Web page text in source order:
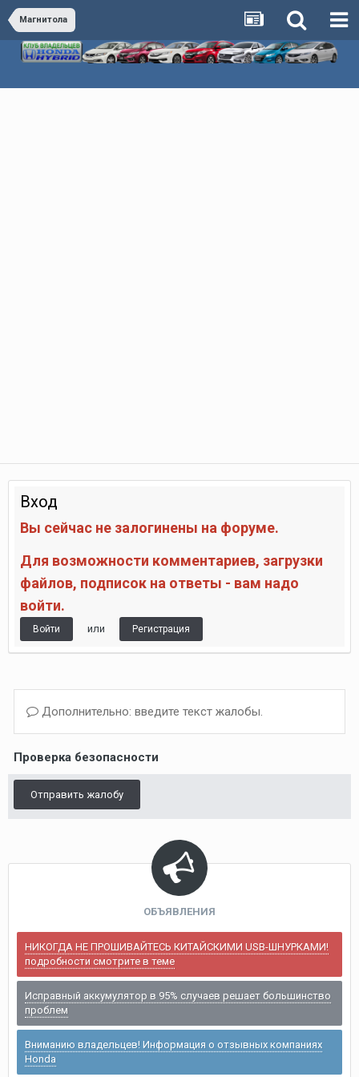
Магнитола
Вход
Вы сейчас не залогинены на форуме.
Для возможности комментариев, загрузки
файлов, подписок на ответы - вам надо
войти.
Войти или Регистрация
Дополнительно: введите текст жалобы.
Проверка безопасности
Отправить жалобу
ОБЪЯВЛЕНИЯ
НИКОГДА НЕ ПРОШИВАЙТЕСЬ КИТАЙСКИМИ USB-ШНУРКАМИ!
подробности смотрите в теме
Исправный аккумулятор в 95% случаев решает большинство
проблем
Вниманию владельцев! Информация о отзывных компаниях
Honda